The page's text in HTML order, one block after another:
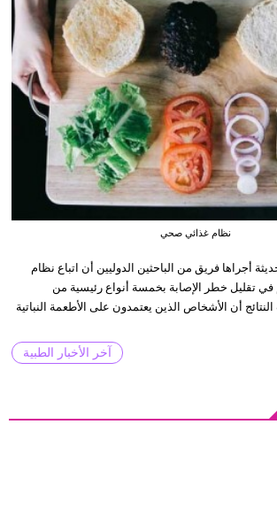
نظام غذائي صحي
أجراها فريق من الباحثين الدوليين أن اتباع نظام
في تقليل خطر الإصابة بخمسة أنواع رئيسية من
أن الأشخاص الذين يعتمدون على الأطعمة النباتية
آخر الأخبار الطبية